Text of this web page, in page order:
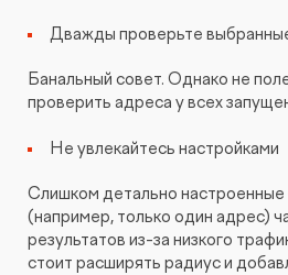
Дважды проверьте
Банальный совет. Однако не
проверить адреса у всех
Не увлекайтесь настройками
Слишком детально
(например, только один адрес)
результатов из-за низкого
стоит расширять радиус и